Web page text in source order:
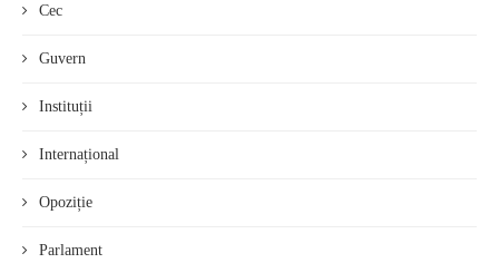
Cec
Guvern
Instituții
Internațional
Opoziție
Parlament